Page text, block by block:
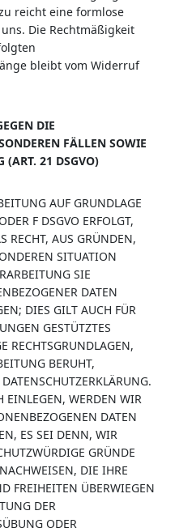
reicht eine formlose
Die Rechtmäßigkeit
bleibt vom Widerruf
DIE
FÄLLEN SOWIE
(ART. 21 DSGVO)
AUF GRUNDLAGE
F DSGVO ERFOLGT,
RECHT, AUS GRÜNDEN,
SITUATION
SIE
DATEN
DIES GILT AUCH FÜR
GESTÜTZTES
RECHTSGRUNDLAGEN,
BERUHT,
EINLEGEN, WERDEN WIR
DATEN
ES SEI DENN, WIR
GRÜNDE
DIE IHRE
FREIHEITEN ÜBERWIEGEN
DER
ODER